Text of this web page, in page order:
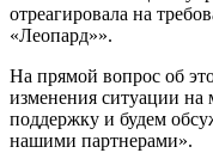
отреагировала на
«Леопард»».
На прямой вопрос об
изменения ситуации на
поддержку и будем
нашими партнерами».